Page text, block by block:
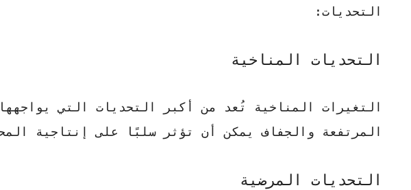
التحديات:
التحديات المناخية
التغيرات المناخية تُعد من أكبر التحديات التي
المرتفعة والجفاف يمكن أن تؤثر سلبًا على إنتاجية
التحديات المرضية